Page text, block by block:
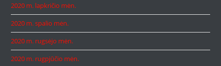
2020 m. lapkričio mėn.
2020 m. spalio mėn.
2020 m. rugsėjo mėn.
2020 m. rugpjūčio mėn.